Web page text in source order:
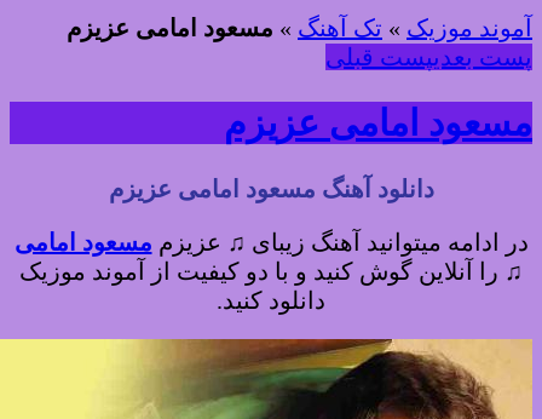
موزیک»تک آهنگ»مسعود امامی عزیزم
بعدیپست قبلی
امامی عزیزم
دانلود آهنگ مسعود امامی عزیزم
در ادامه میتوانید آهنگ زیبای ♫ عزیزممسعود امامی
♫را آنلاین گوش کنید و با دو کیفیت از آموند موزیک
دانلود کنید.